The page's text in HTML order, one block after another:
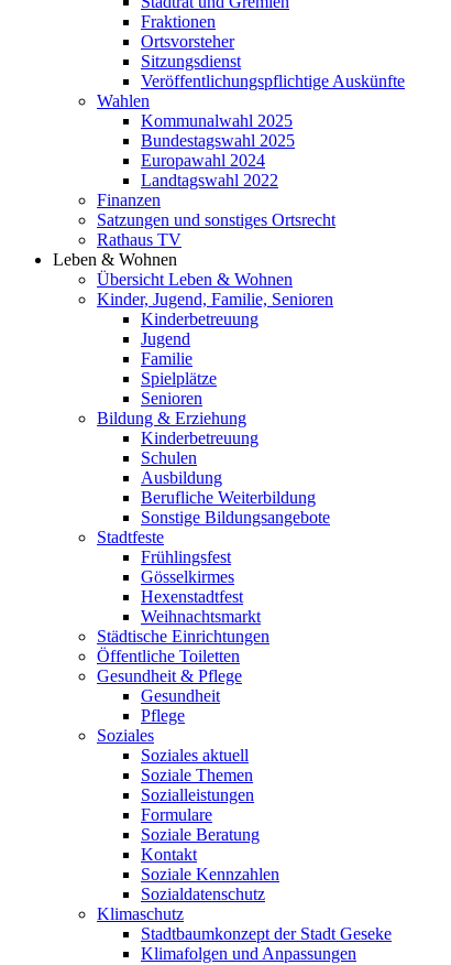
Fraktionen
Ortsvorsteher
Sitzungsdienst
Veröffentlichungspflichtige Auskünfte
Wahlen
Kommunalwahl 2025
Bundestagswahl 2025
Europawahl 2024
Landtagswahl 2022
Finanzen
Satzungen und sonstiges Ortsrecht
Rathaus TV
Leben & Wohnen
Übersicht Leben & Wohnen
Kinder, Jugend, Familie, Senioren
Kinderbetreuung
Jugend
Familie
Spielplätze
Senioren
Bildung & Erziehung
Kinderbetreuung
Schulen
Ausbildung
Berufliche Weiterbildung
Sonstige Bildungsangebote
Stadtfeste
Frühlingsfest
Gösselkirmes
Hexenstadtfest
Weihnachtsmarkt
Städtische Einrichtungen
Öffentliche Toiletten
Gesundheit & Pflege
Gesundheit
Pflege
Soziales
Soziales aktuell
Soziale Themen
Sozialleistungen
Formulare
Soziale Beratung
Kontakt
Soziale Kennzahlen
Sozialdatenschutz
Klimaschutz
Stadtbaumkonzept der Stadt Geseke
Klimafolgen und Anpassungen